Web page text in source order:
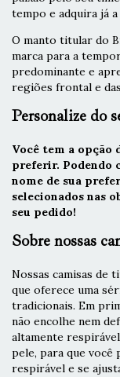
tempo e adquira já
O manto titular do
marca para a
predominante e
regiões frontal e
Personalize do
Você tem a opção
preferir. Podendo
nome de sua
selecionados nas
seu pedido!
Sobre nossas
Nossas camisas de
que oferece uma
tradicionais. Em
não encolhe nem
altamente
pele, para que você
respirável e se